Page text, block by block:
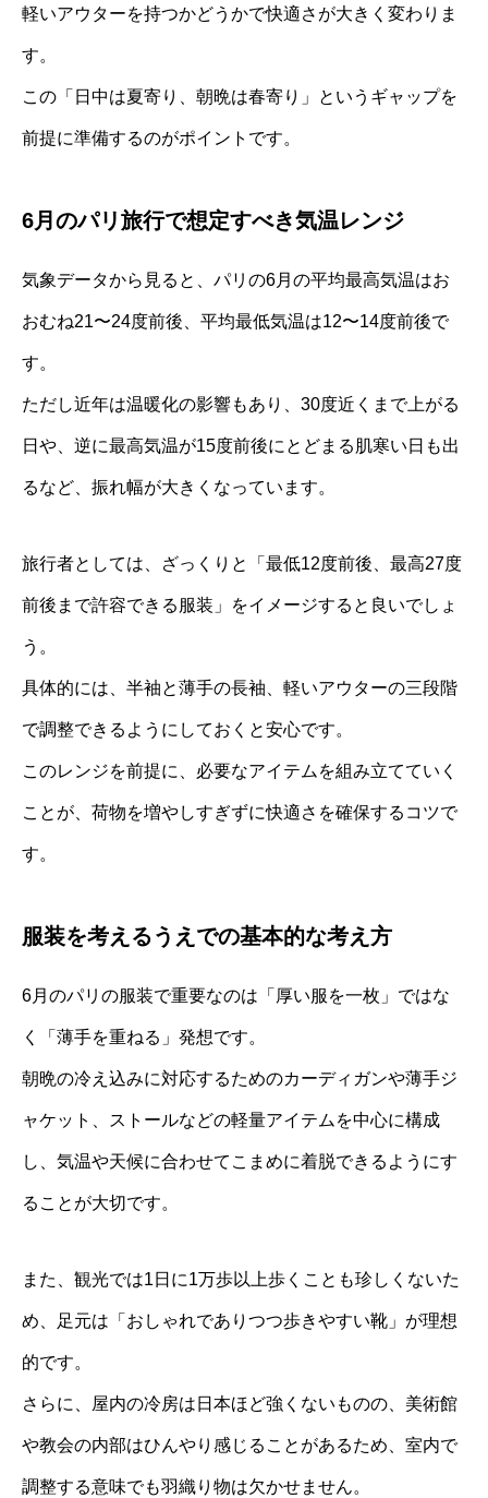
軽いアウターを持つかどうかで快適さが大きく変わりま
す。
この「日中は夏寄り、朝晩は春寄り」というギャップを
前提に準備するのがポイントです。
6月のパリ旅行で想定すべき気温レンジ
気象データから見ると、パリの6月の平均最高気温はお
おむね21〜24度前後、平均最低気温は12〜14度前後で
す。
ただし近年は温暖化の影響もあり、30度近くまで上がる
日や、逆に最高気温が15度前後にとどまる肌寒い日も出
るなど、振れ幅が大きくなっています。
旅行者としては、ざっくりと「最低12度前後、最高27度
前後まで許容できる服装」をイメージすると良いでしょ
う。
具体的には、半袖と薄手の長袖、軽いアウターの三段階
で調整できるようにしておくと安心です。
このレンジを前提に、必要なアイテムを組み立てていく
ことが、荷物を増やしすぎずに快適さを確保するコツで
す。
服装を考えるうえでの基本的な考え方
6月のパリの服装で重要なのは「厚い服を一枚」ではな
く「薄手を重ねる」発想です。
朝晩の冷え込みに対応するためのカーディガンや薄手ジ
ャケット、ストールなどの軽量アイテムを中心に構成
し、気温や天候に合わせてこまめに着脱できるようにす
ることが大切です。
また、観光では1日に1万歩以上歩くことも珍しくないた
め、足元は「おしゃれでありつつ歩きやすい靴」が理想
的です。
さらに、屋内の冷房は日本ほど強くないものの、美術館
や教会の内部はひんやり感じることがあるため、室内で
調整する意味でも羽織り物は欠かせません。